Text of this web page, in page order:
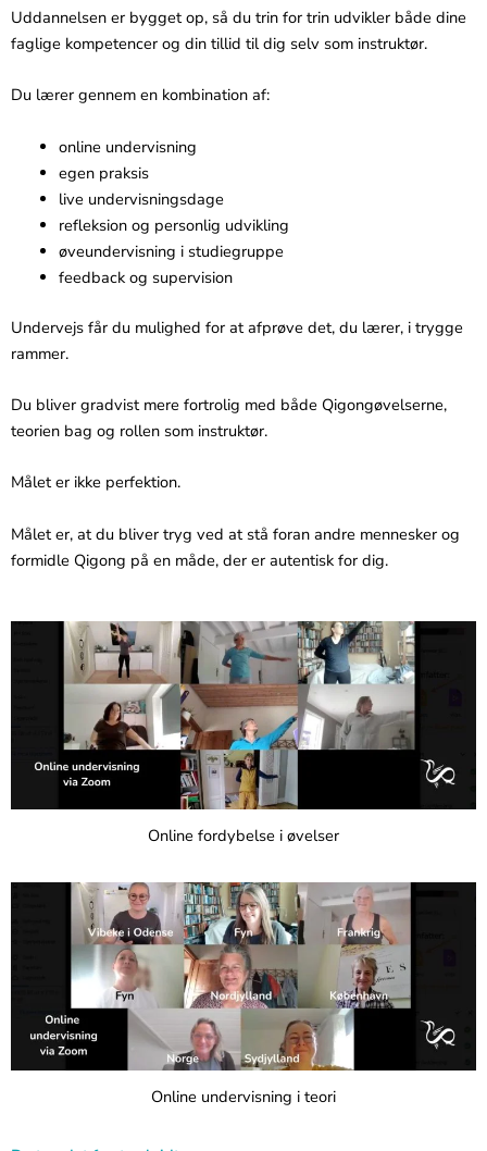
Uddannelsen er bygget op, så du trin for trin udvikler både dine
faglige kompetencer og din tillid til dig selv som instruktør.
Du lærer gennem en kombination af:
online undervisning
egen praksis
live undervisningsdage
refleksion og personlig udvikling
øveundervisning i studiegruppe
feedback og supervision
Undervejs får du mulighed for at afprøve det, du lærer, i trygge
rammer.
Du bliver gradvist mere fortrolig med både Qigongøvelserne,
teorien bag og rollen som instruktør.
Målet er ikke perfektion.
Målet er, at du bliver tryg ved at stå foran andre mennesker og
formidle Qigong på en måde, der er autentisk for dig.
Online fordybelse i øvelser
Online undervisning i teori